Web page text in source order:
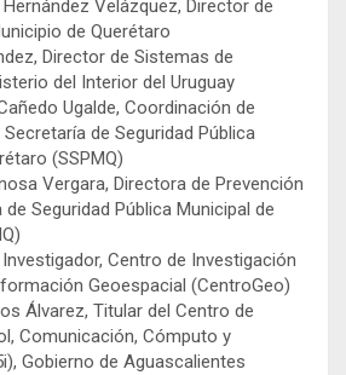
Velázquez, Director de
de Querétaro
Director de Sistemas de
del Interior del Uruguay
Ugalde, Coordinación de
de Seguridad Pública
(SSPMQ)
Vergara, Directora de Prevención
Seguridad Pública Municipal de
Centro de Investigación
Geoespacial (CentroGeo)
Álvarez, Titular del Centro de
Comunicación, Cómputo y
Gobierno de Aguascalientes